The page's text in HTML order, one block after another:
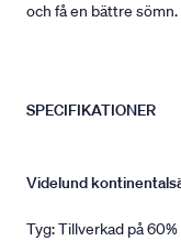
och få en bättre sömn.
SPECIFIKATIONER
Videlund
Tyg: Tillverkad på